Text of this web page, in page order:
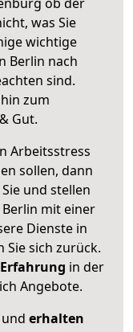
was Sie
wichtige
Berlin nach
sind.
zum
Gut.
Arbeitsstress
sollen, dann
und stellen
Berlin mit einer
Dienste in
Sie sich zurück.
in der
Angebote.
erhalten